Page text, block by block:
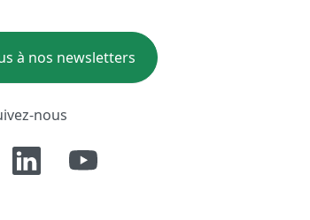
à nos newsletters
nous